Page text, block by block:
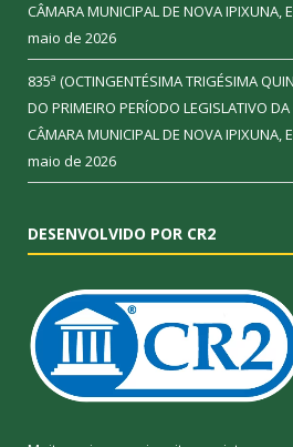
CÂMARA MUNICIPAL DE NOVA IPIXUNA,
maio de 2026
835ª (OCTINGENTÉSIMA TRIGÉSIMA
DO PRIMEIRO PERÍODO LEGISLATIVO
CÂMARA MUNICIPAL DE NOVA IPIXUNA,
maio de 2026
DESENVOLVIDO POR CR2